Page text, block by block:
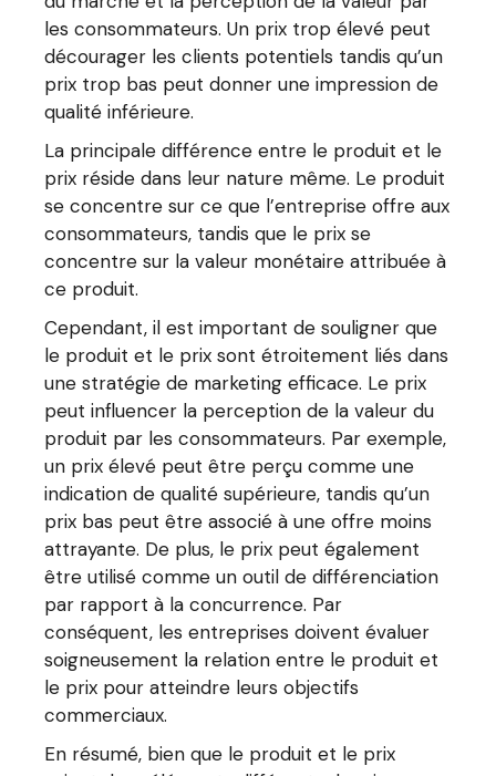
les consommateurs. Un prix trop élevé peut
décourager les clients potentiels tandis qu’un
prix trop bas peut donner une impression de
qualité inférieure.
La principale différence entre le produit et le
prix réside dans leur nature même. Le produit
se concentre sur ce que l’entreprise offre aux
consommateurs, tandis que le prix se
concentre sur la valeur monétaire attribuée à
ce produit.
Cependant, il est important de souligner que
le produit et le prix sont étroitement liés dans
une stratégie de marketing efficace. Le prix
peut influencer la perception de la valeur du
produit par les consommateurs. Par exemple,
un prix élevé peut être perçu comme une
indication de qualité supérieure, tandis qu’un
prix bas peut être associé à une offre moins
attrayante. De plus, le prix peut également
être utilisé comme un outil de différenciation
par rapport à la concurrence. Par
conséquent, les entreprises doivent évaluer
soigneusement la relation entre le produit et
le prix pour atteindre leurs objectifs
commerciaux.
En résumé, bien que le produit et le prix